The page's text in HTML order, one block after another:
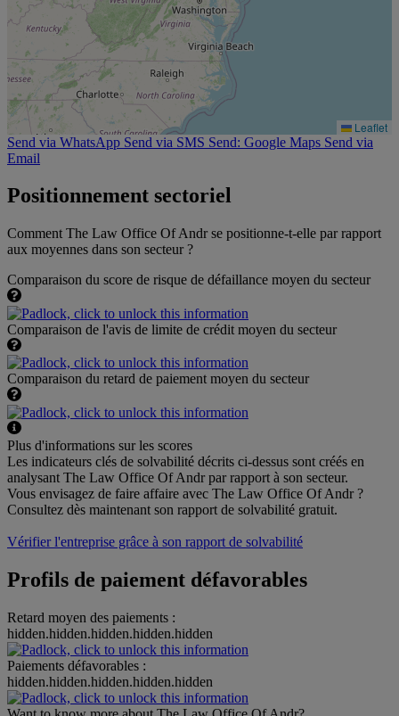
Leaflet
Send via WhatsApp Send via SMS Send: Google Maps Send via
Email
Positionnement sectoriel
Comment The Law Office Of Andr se positionne-t-elle par rapport
aux moyennes dans son secteur ?
Comparaison du score de risque de défaillance moyen du secteur
Comparaison de l'avis de limite de crédit moyen du secteur
Comparaison du retard de paiement moyen du secteur
Plus d'informations sur les scores
Les indicateurs clés de solvabilité décrits ci-dessus sont créés en
analysant The Law Office Of Andr par rapport à son secteur.
Vous envisagez de faire affaire avec The Law Office Of Andr ?
Consultez dès maintenant son rapport de solvabilité gratuit.
Vérifier l'entreprise grâce à son rapport de solvabilité
Profils de paiement défavorables
Retard moyen des paiements :
hidden.hidden.hidden.hidden.hidden
Paiements défavorables :
hidden.hidden.hidden.hidden.hidden